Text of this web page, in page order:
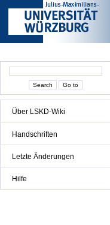
Über LSKD-Wiki
Handschriften
Letzte Änderungen
Hilfe